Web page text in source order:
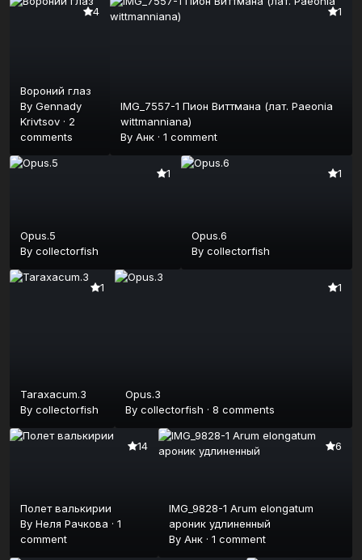
4
Вороний глаз
By Gennady
Krivtsov · 2
comments
1
IMG_7557-1 Пион Виттмана (лат. Paeonia
wittmanniana)
By Анк · 1 comment
1
Opus.5
By collectorfish
1
Opus.6
By collectorfish
1
Taraxacum.3
By collectorfish
1
Opus.3
Bycollectorfish ·8 comments
14
Полет валькирии
By Неля Рачкова · 1
comment
6
IMG_9828-1 Arum elongatum
ароник удлиненный
By Анк· 1 comment